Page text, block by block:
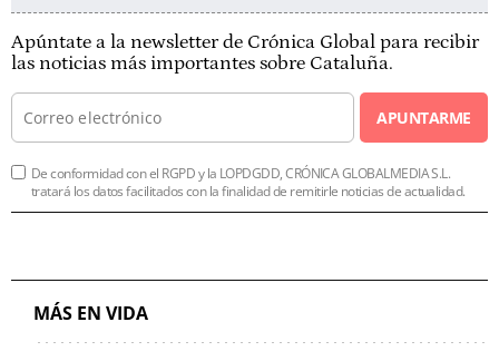
Apúntate a la newsletter de Crónica Global para recibir
las noticias más importantes sobre Cataluña.
APUNTARME
De conformidad con el RGPD y la LOPDGDD, CRÓNICA GLOBALMEDIA S.L.
tratará los datos facilitados con la finalidad de remitirle noticias de actualidad.
MÁS EN VIDA